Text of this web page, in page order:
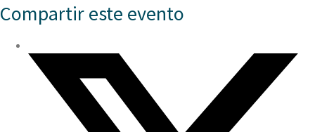
Compartir este evento